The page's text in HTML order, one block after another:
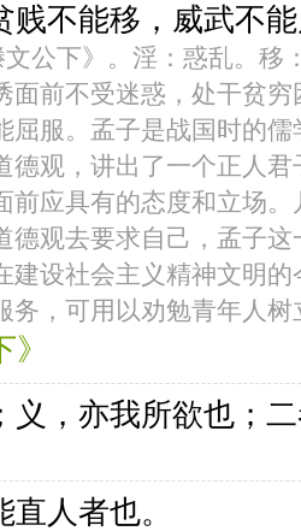
贱不能移，威武不
文公下》。淫：惑乱。移
面前不受迷惑，处干贫
屈服。孟子是战国时的
德观，讲出了一个正人
前应具有的态度和立场
德观去要求自己，孟子
建设社会主义精神文明
务，可用以劝勉青年人
义，亦我所欲也；
人者也。